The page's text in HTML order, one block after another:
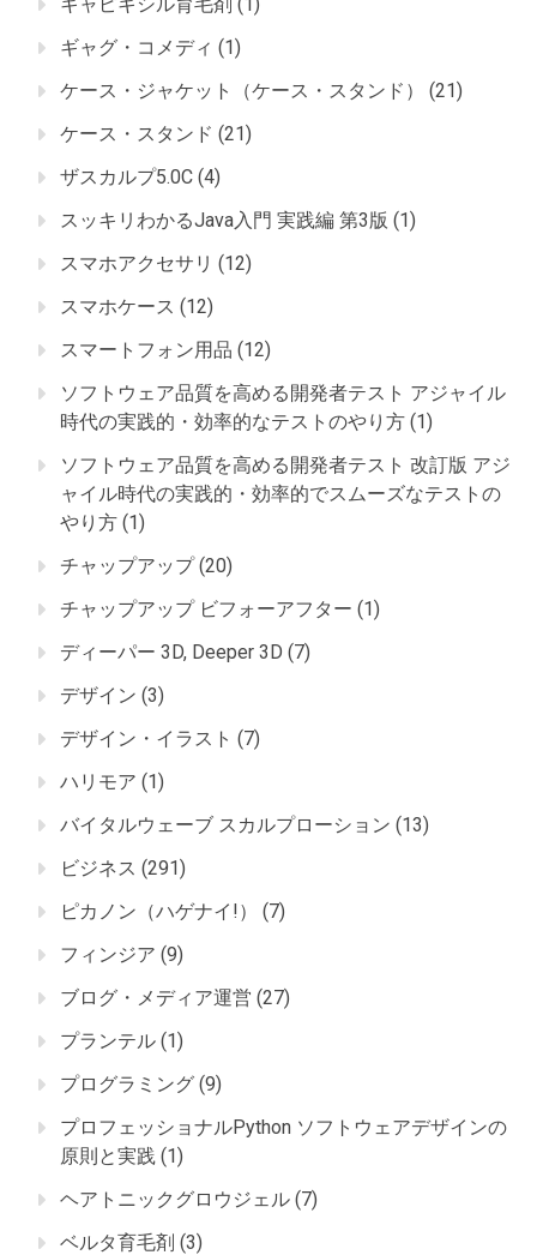
ギャグ・コメディ (1)
ケース・ジャケット（ケース・スタンド）
(21)
ケース・スタンド (21)
ザスカルプ5.0C (4)
スッキリわかるJava入門 実践編 第3版 (1)
スマホアクセサリ (12)
スマホケース (12)
スマートフォン用品 (12)
ソフトウェア品質を高める開発者テスト アジャイル
時代の実践的・効率的なテストのやり方 (1)
ソフトウェア品質を高める開発者テスト 改訂版 アジ
ャイル時代の実践的・効率的でスムーズなテストの
やり方 (1)
チャップアップ(20)
チャップアップ ビフォーアフター (1)
ディーパー 3D, Deeper 3D (7)
デザイン (3)
デザイン・イラスト (7)
ハリモア (1)
バイタルウェーブ スカルプローション (13)
ビジネス (291)
ピカノン（ハゲナイ!）
(7)
フィンジア (9)
ブログ・メディア運営 (27)
プランテル (1)
プログラミング (9)
プロフェッショナルPython ソフトウェアデザインの
原則と実践 (1)
ヘアトニックグロウジェル (7)
ベルタ育毛剤 (3)